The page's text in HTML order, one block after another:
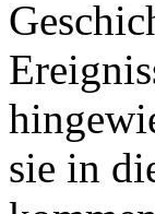
sie in